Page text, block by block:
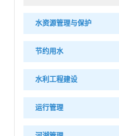
水资源管理与保护
节约用水
水利工程建设
运行管理